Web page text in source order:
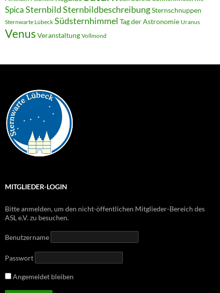
Spica SternbildSternbildbeschreibungSternschnuppen
Sternwarte Lübeck Südsternhimmel Tag der Astronomie Uranus
Venus Veranstaltung Vollmond
MITGLIEDER-LOGIN
Bitte anmelden, um den nicht-öffentlichen Mitglieder-Bereich des
ASL e.V. zu besuchen.
Benutzername
Passwort
Angemeldet bleiben